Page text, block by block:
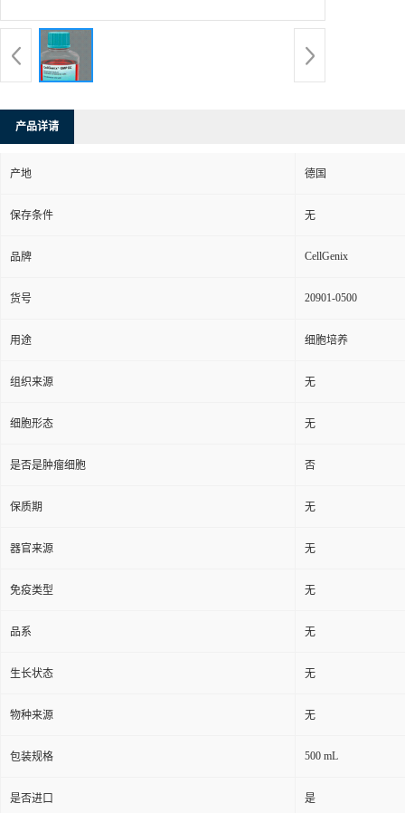
产品详请
产地 德国
保存条件 无
品牌 CellGenix
货号 20901-0500
用途 细胞培养
组织来源 无
细胞形态 无
是否是肿瘤细胞 否
保质期 无
器官来源 无
免疫类型 无
品系 无
生长状态 无
物种来源 无
包装规格 500 mL
是否进口 是